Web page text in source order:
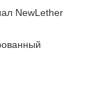
NewLether